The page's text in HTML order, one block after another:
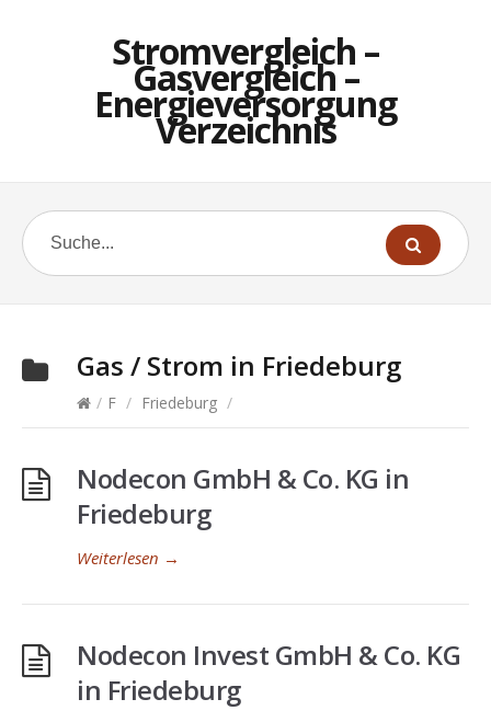
Stromvergleich –
Gasvergleich –
Energieversorgung
Verzeichnis
Gas / Strom in Friedeburg
/ F / Friedeburg /
Nodecon GmbH & Co. KG in
Friedeburg
Weiterlesen →
Nodecon Invest GmbH & Co. KG
in Friedeburg